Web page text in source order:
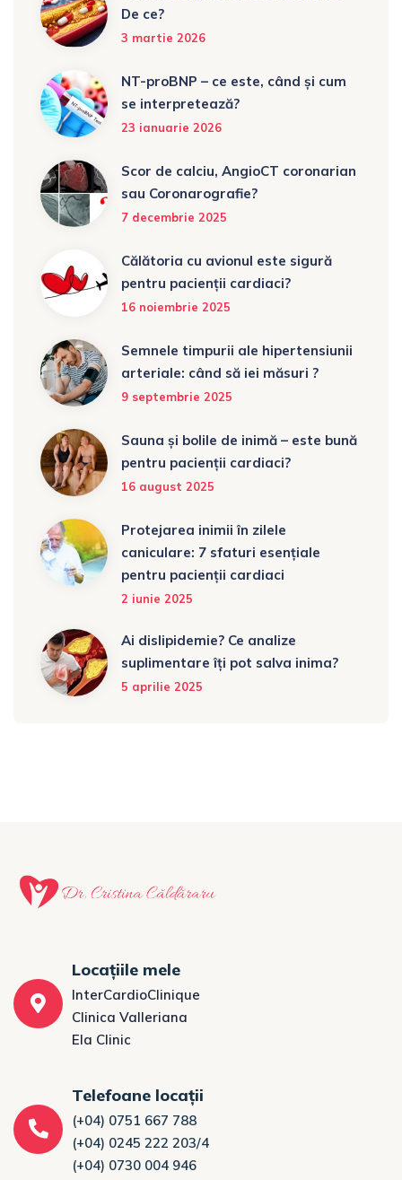
De ce?
3 martie 2026
NT-proBNP – ce este, când și cum
se interpretează?
23 ianuarie 2026
Scor de calciu, AngioCT coronarian
sau Coronarografie?
7 decembrie 2025
Călătoria cu avionul este sigură
pentru pacienții cardiaci?
16 noiembrie 2025
Semnele timpurii ale hipertensiunii
arteriale: când să iei măsuri ?
9 septembrie 2025
Sauna și bolile de inimă – este bună
pentru pacienții cardiaci?
16 august 2025
Protejarea inimii în zilele
caniculare: 7 sfaturi esențiale
pentru pacienții cardiaci
2 iunie 2025
Ai dislipidemie? Ce analize
suplimentare îți pot salva inima?
5 aprilie 2025
Locațiile mele
InterCardioClinique
Clinica Valleriana
Ela Clinic
Telefoane locații
(+04) 0751 667 788
(+04) 0245 222 203/4
(+04) 0730 004 946